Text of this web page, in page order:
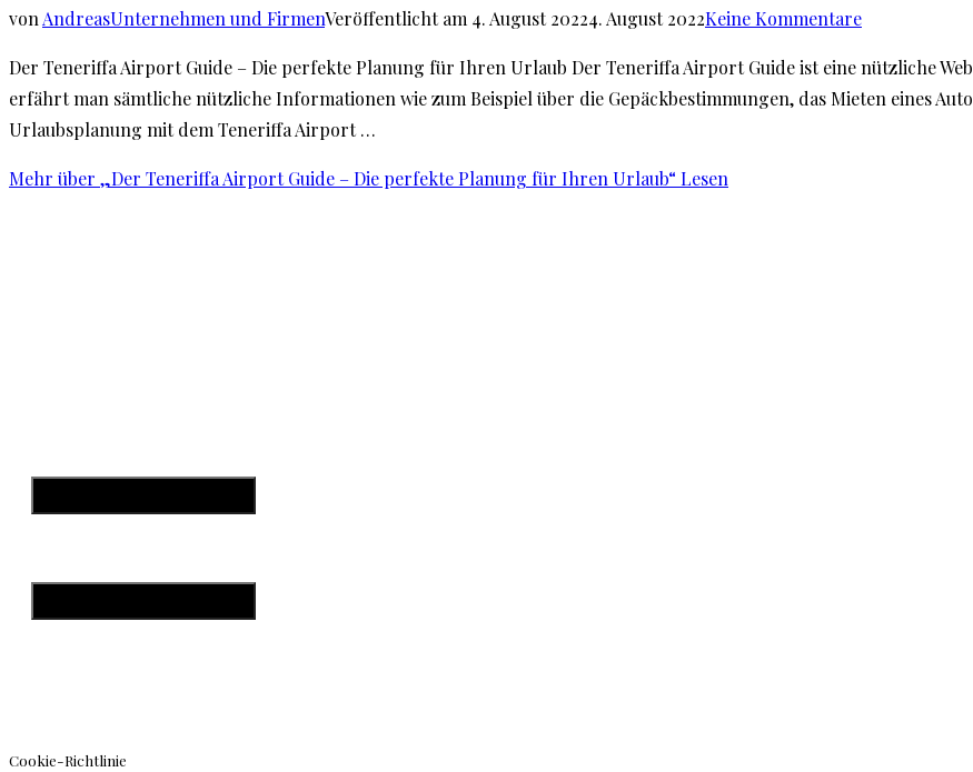
von AndreasUnternehmen und FirmenVeröffentlicht am 4. August 20224. August 2022Keine Kommentare
Der Teneriffa Airport Guide – Die perfekte Planung für Ihren Urlaub Der Teneriffa Airport Guide ist eine nützliche
erfährt man sämtliche nützliche Informationen wie zum Beispiel über die Gepäckbestimmungen, das Mieten eines
Urlaubsplanung mit dem Teneriffa Airport …
Mehr über „Der Teneriffa Airport Guide – Die perfekte Planung für Ihren Urlaub“ Lesen
Cookie-Richtlinie